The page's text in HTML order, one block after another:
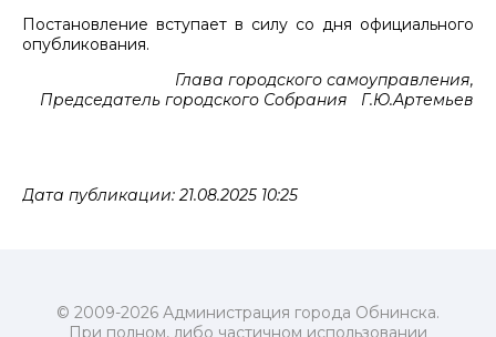
Постановление вступает в силу со дня официального
опубликования.
Глава городского самоуправления,
Председатель городского Собрания Г.Ю.Артемьев
Дата публикации: 21.08.2025 10:25
© 2009-2026 Администрация города Обнинска.
При полном, либо частичном использовании